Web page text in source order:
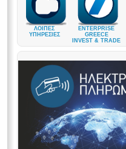
ΛΟΙΠΕΣ
ΥΠΗΡΕΣΙΕΣ
ENTERPRISE
GREECE
INVEST & TRADE